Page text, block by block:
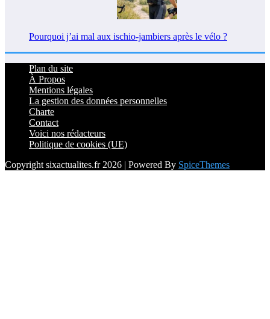
Pourquoi j’ai mal aux ischio-jambiers après le vélo ?
Plan du site
À Propos
Mentions légales
La gestion des données personnelles
Charte
Contact
Voici nos rédacteurs
Politique de cookies (UE)
Copyright sixactualites.fr 2026 | Powered By SpiceThemes